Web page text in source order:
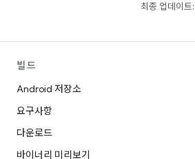
최종 업데이
빌드
Android 저장소
요구사항
다운로드
바이너리 미리보기